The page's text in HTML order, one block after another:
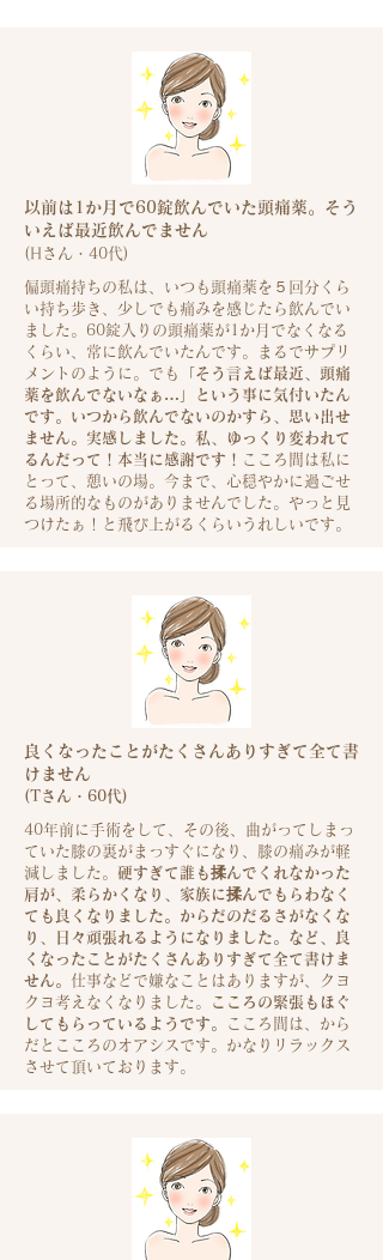
以前は1か月で60錠飲んでいた頭痛薬。 そう
いえば最近飲んでません
(H さん・40代)
偏頭痛持ちの私は、いつも頭痛薬を５回分くら
い持ち歩き、少しでも痛みを感じたら飲んでい
ました。60錠入りの頭痛薬が1か月でなくなる
くらい、常に飲んでいたんです。まるでサプリ
メントのように。でも
「そう言えば最近、頭痛
薬を飲んでないなぁ…」という事に気付いたん
です。いつから飲んでないのかすら、思い出せ
ません。実感しました。私、ゆっくり変われて
るんだって！本当に感謝です！ こころ間は私に
とって、憩いの場。今まで、心穏やかに過ごせ
る場所的なものがありませんでした。やっと見
つけたぁ！と飛び上がるくらいうれしいです。
良くなったことがたくさんありすぎて全て書
けません
(Tさん・60代)
40年前に手術をして、その後、曲がってしまっ
ていた膝の裏がまっすぐになり、膝の痛みが軽
減しました。 硬すぎて誰も揉んでくれなかった
肩が、柔らかくなり、 家族に揉んでもらわなく
ても良くなりました。 からだのだるさがなくな
り、日々頑張れるようになりました。 など、良
くなったことがたくさんありすぎて全て書けま
せん。 仕事などで嫌なことはありますが、
クヨ
クヨ考えなくなりました。
こころの緊張もほぐ
してもらっているようです。
こころ間は、から
だとこころのオアシスです。 かなりリラックス
させて頂いております。